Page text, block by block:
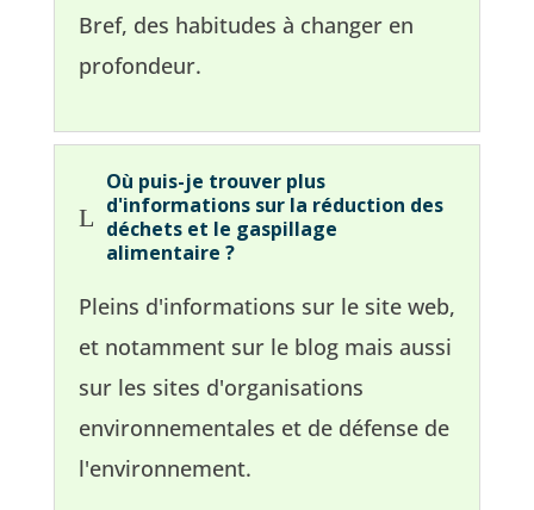
Bref, des habitudes à changer en
profondeur.
L
Où puis-je trouver plus
d'informations sur la réduction des
déchets et le gaspillage
alimentaire ?
Pleins d'informations sur le site web,
et notamment sur le blog mais aussi
sur les sites d'organisations
environnementales et de défense de
l'environnement.